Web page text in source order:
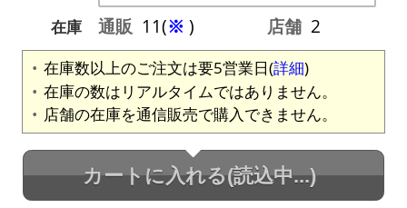
在庫
通販 11(※ ) 店舗 2
在庫数以上のご注文は要5営業日(詳細)
在庫の数はリアルタイムではありません。
店舗の在庫を通信販売で購入できません。
カートに入れる(読込中...)